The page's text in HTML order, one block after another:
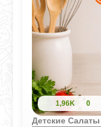
1,96K 0
Детские Салаты